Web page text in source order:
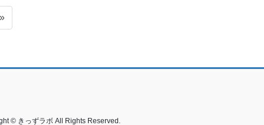
»
© きっずラボ All Rights Reserved.